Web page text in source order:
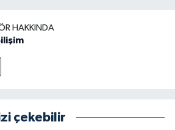
HAKKINDA
çekebilir